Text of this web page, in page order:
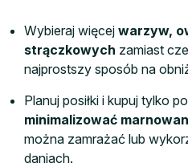
Wybieraj więcej warzyw,
strączkowych zamiast
najprostszy sposób na
Planuj posiłki i kupuj tylko
minimalizować
można zamrażać lub
daniach.